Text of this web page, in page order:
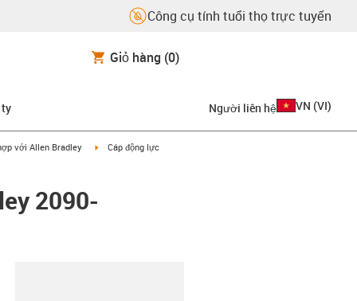
Công cụ tính tuổi thọ trực tuyến
Giỏ hàng (0)
ty Người liên hệ VN (VI)
arrow-right
với Allen Bradley igus-icon-arrow-right
Cáp động lực
2090-